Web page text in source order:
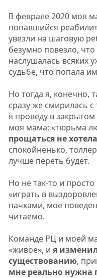
В феврале 2020 моя
попавшийся
увезли на шаговую
безумно повезло,
наслушалась всяких
судьбе, что попала
Но тогда я, конечно,
сразу же смирилась
я проведу в
моя мама: «тюрьма
прощаться не хотела
спокойненько,
лучше переть будет.
Но не так-то и
«играть в
пачками, мое
читаемо.
Команде РЦ и моей
«живое», и я
существованию,
мне реально нужна